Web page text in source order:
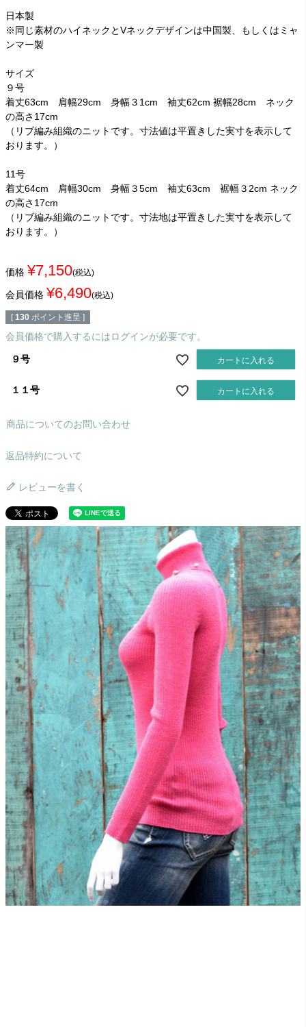
日本製
※同じ素材のハイネックとVネックデザインは中国製、もしくはミャ
ンマー製
サイズ
９号
着丈63cm 肩幅29cm 身幅３1cm 袖丈62cm 裾幅28cm ネック
の高さ17cm
（リブ編み組織のニットです。寸法値は平置きした実寸を表示して
おります。）
11号
着丈64cm 肩幅30cm 身幅３5cm 袖丈63cm 裾幅３2cm ネック
の高さ17cm
（リブ編み組織のニットです。寸法地は平置きした実寸を表示して
おります。）
価格 ¥7,150 税込
会員価格 ¥6,490 税込
[ 130 ポイント進呈 ]
会員価格で購入するにはログインが必要です。
９号 カートに入れる
１１号 カートに入れる
商品についてのお問い合わせ
返品特約について
レビューを書く